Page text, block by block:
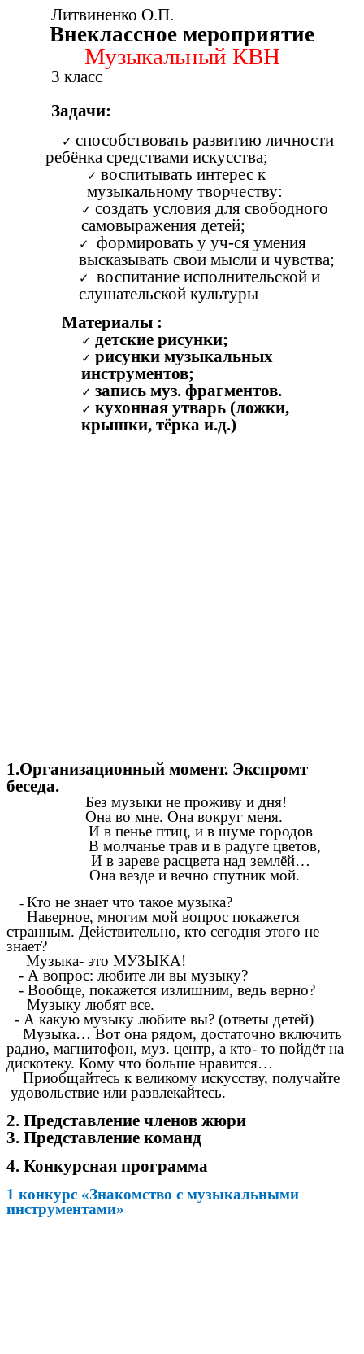
Литвиненко О.П.
Внеклассное мероприятие
Музыкальный КВН
3 класс
Задачи:
способствовать развитию личности
ребёнка средствами искусства;
воспитывать интерес к
музыкальному творчеству:
создать условия для свободного
самовыражения детей;
формировать у уч-ся умения
высказывать свои мысли и чувства;
воспитание исполнительской и
слушательской культуры
Материалы :
детские рисунки;
рисунки музыкальных
инструментов;
запись муз. фрагментов.
кухонная утварь (ложки,
крышки, тёрка и.д.)
1.Организационный момент. Экспромт
беседа.
Без музыки не проживу и дня!
Она во мне. Она вокруг меня.
И в пенье птиц, и в шуме городов
В молчанье трав и в радуге цветов,
И в зареве расцвета над землёй…
Она везде и вечно спутник мой.
- Кто не знает что такое музыка?
Наверное, многим мой вопрос покажется
странным. Действительно, кто сегодня этого не
знает?
Музыка- это МУЗЫКА!
- А вопрос: любите ли вы музыку?
- Вообще, покажется излишним, ведь верно?
Музыку любят все.
- А какую музыку любите вы? (ответы детей)
Музыка… Вот она рядом, достаточно включить
радио, магнитофон, муз. центр, а кто- то пойдёт на
дискотеку. Кому что больше нравится…
Приобщайтесь к великому искусству, получайте
удовольствие или развлекайтесь.
2. Представление членов жюри
3. Представление команд
4. Конкурсная программа
1 конкурс «Знакомство с музыкальными
инструментами»